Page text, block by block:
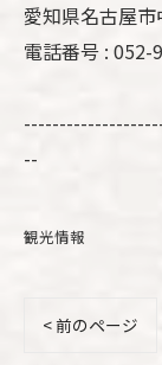
愛知県名古屋
電話番号 : 052-
--
観光情報
< 前のページ